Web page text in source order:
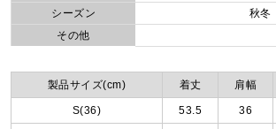
シーズン
秋冬
その他
製品サイズ(cm) 着丈 肩幅
S(36) 53.5 36